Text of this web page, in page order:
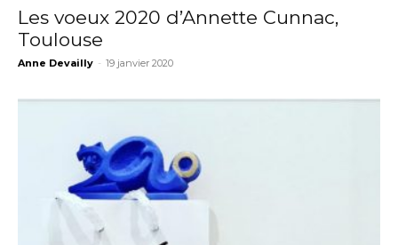
Les voeux 2020 d’Annette Cunnac,
Toulouse
Anne Devailly - 19 janvier 2020